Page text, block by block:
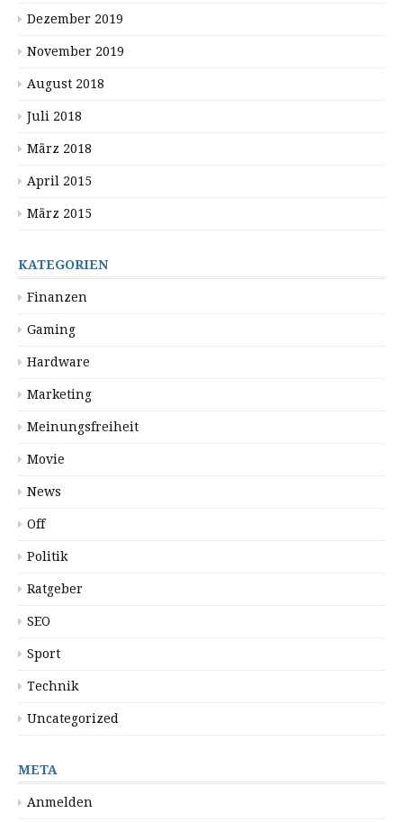
Dezember 2019
November 2019
August 2018
Juli 2018
März 2018
April 2015
März 2015
KATEGORIEN
Finanzen
Gaming
Hardware
Marketing
Meinungsfreiheit
Movie
News
Off
Politik
Ratgeber
SEO
Sport
Technik
Uncategorized
META
Anmelden